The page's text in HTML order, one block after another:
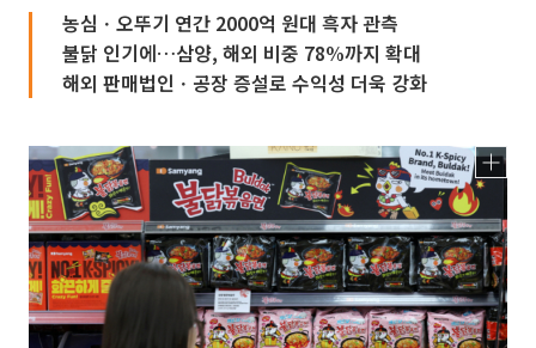
농심ㆍ오뚜기 연간 2000억 원대 흑자 관측
불닭 인기에…삼양, 해외 비중 78%까지 확대
해외 판매법인ㆍ공장 증설로 수익성 더욱 강화